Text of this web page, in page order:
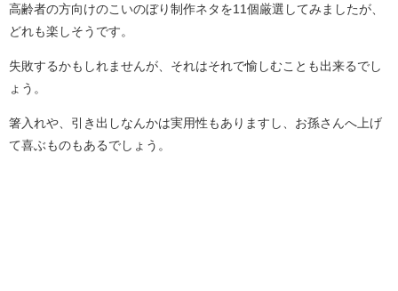
高齢者の方向けのこいのぼり制作ネタを11個厳選してみましたが、
どれも楽しそうです。
失敗するかもしれませんが、それはそれで愉しむことも出来るでし
ょう。
箸入れや、引き出しなんかは実用性もありますし、お孫さんへ上げ
て喜ぶものもあるでしょう。